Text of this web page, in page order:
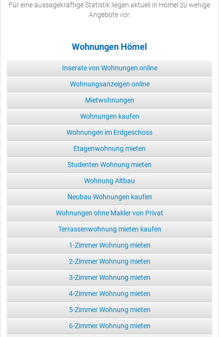
Für eine aussagekräftige Statistik liegen aktuell in Hömel zu wenige
Angebote vor.
Wohnungen Hömel
Inserate von Wohnungen online
Wohnungsanzeigen online
Mietwohnungen
Wohnungen kaufen
Wohnungen im Erdgeschoss
Etagenwohnung mieten
Studenten Wohnung mieten
Wohnung Altbau
Neubau Wohnungen kaufen
Wohnungen ohne Makler von Privat
Terrassenwohnung mieten kaufen
1-Zimmer Wohnung mieten
2-Zimmer Wohnung mieten
3-Zimmer Wohnung mieten
4-Zimmer Wohnung mieten
5-Zimmer Wohnung mieten
6-Zimmer Wohnung mieten